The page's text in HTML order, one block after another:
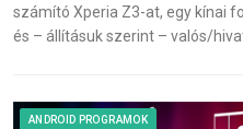
számító Xperia Z3-at, egy kínai
és – állításuk szerint – valós/
ANDROID PROGRAMOK